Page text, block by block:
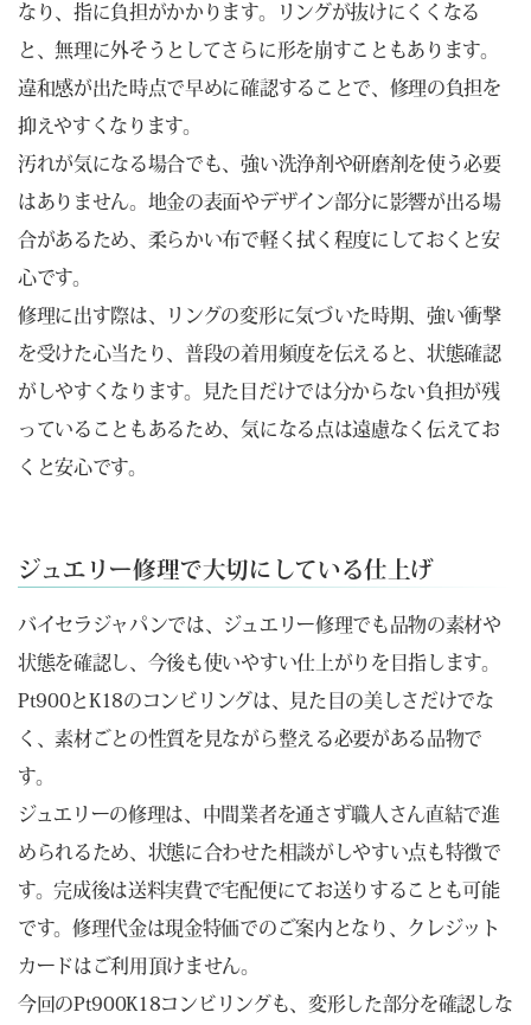
なり、指に負担がかかります。リングが抜けにくくなる
と、無理に外そうとしてさらに形を崩すこともあります。
違和感が出た時点で早めに確認することで、修理の負担を
抑えやすくなります。
汚れが気になる場合でも、強い洗浄剤や研磨剤を使う必要
はありません。地金の表面やデザイン部分に影響が出る場
合があるため、柔らかい布で軽く拭く程度にしておくと安
心です。
修理に出す際は、リングの変形に気づいた時期、強い衝撃
を受けた心当たり、普段の着用頻度を伝えると、状態確認
がしやすくなります。見た目だけでは分からない負担が残
っていることもあるため、気になる点は遠慮なく伝えてお
くと安心です。
ジュエリー修理で大切にしている仕上げ
バイセラジャパンでは、ジュエリー修理でも品物の素材や
状態を確認し、今後も使いやすい仕上がりを目指します。
Pt900とK18のコンビリングは、見た目の美しさだけでな
く、素材ごとの性質を見ながら整える必要がある品物で
す。
ジュエリーの修理は、中間業者を通さず職人さん直結で進
められるため、状態に合わせた相談がしやすい点も特徴で
す。完成後は送料実費で宅配便にてお送りすることも可能
です。修理代金は現金特価でのご案内となり、クレジット
カードはご利用頂けません。
今回のPt900K18コンビリングも、変形した部分を確認しな